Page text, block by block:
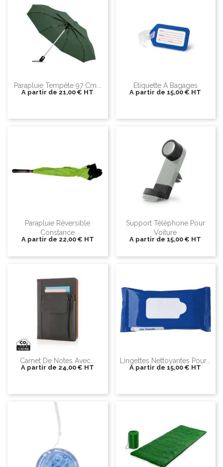
Parapluie Tempête 97 Cm...
A partir de 21,00 € HT
Etiquette À Bagages
A partir de 15,00 € HT
Parapluie Réversible
Constance
A partir de 22,00 € HT
Support Téléphone Pour
Voiture
A partir de 15,00 € HT
Carnet De Notes Avec...
A partir de 24,00 € HT
Lingettes Nettoyantes Pour...
A partir de 15,00 € HT